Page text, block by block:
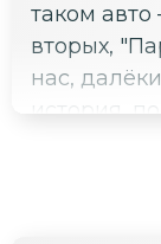
таком
вторых,
нас,
история,
первого